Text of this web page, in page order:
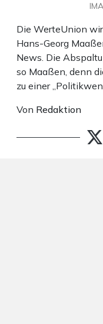
Die WerteUnion
Hans-Georg
News. Die
so Maaßen, denn
zu einer
Von Redaktion